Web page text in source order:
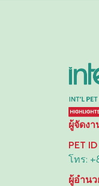
ผู้จัดงา
PET
โทร:
ผู้อำน